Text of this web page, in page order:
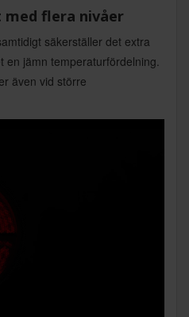
flera nivåer
säkerställer det extra
jämn temperaturfördelning.
även vid större